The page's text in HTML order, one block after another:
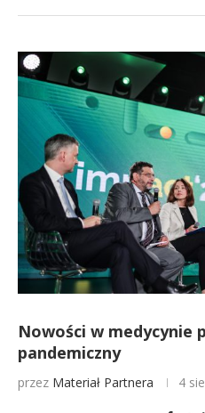
Nowości w medycynie
pandemiczny
przez Materiał Partnera 4